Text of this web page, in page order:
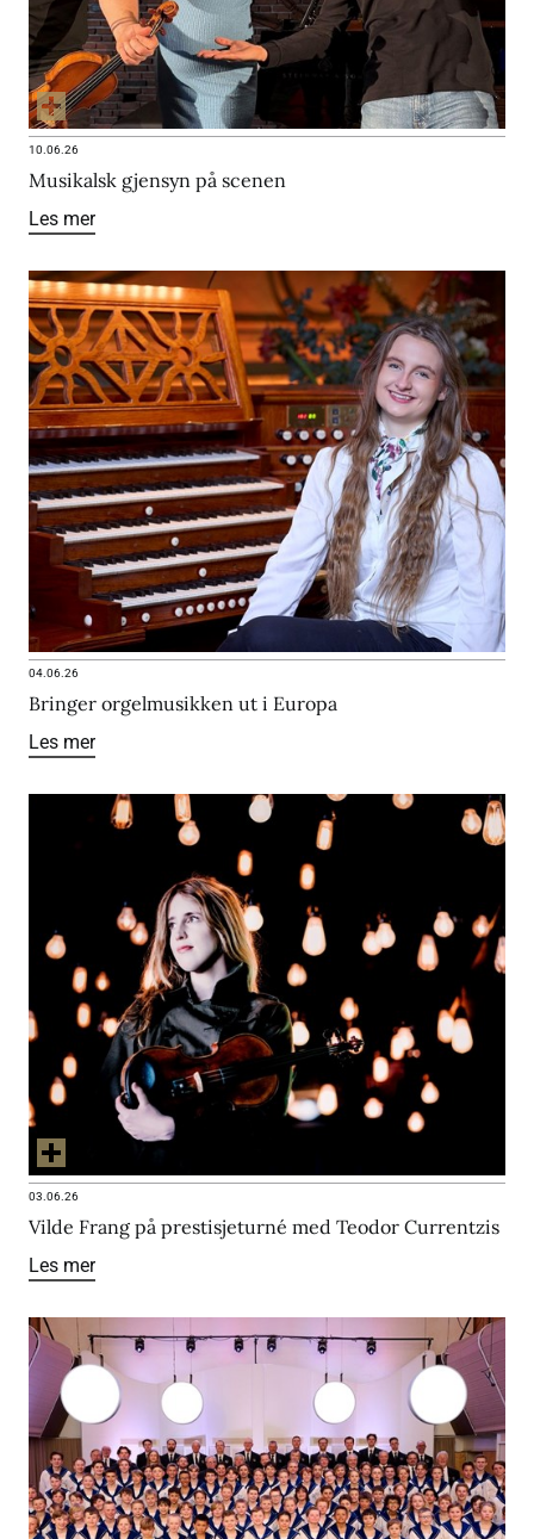
10.06.26
Musikalsk gjensyn på scenen
Les mer
04.06.26
Bringer orgelmusikken ut i Europa
Les mer
03.06.26
Vilde Frang på prestisjeturné med Teodor Currentzis
Les mer